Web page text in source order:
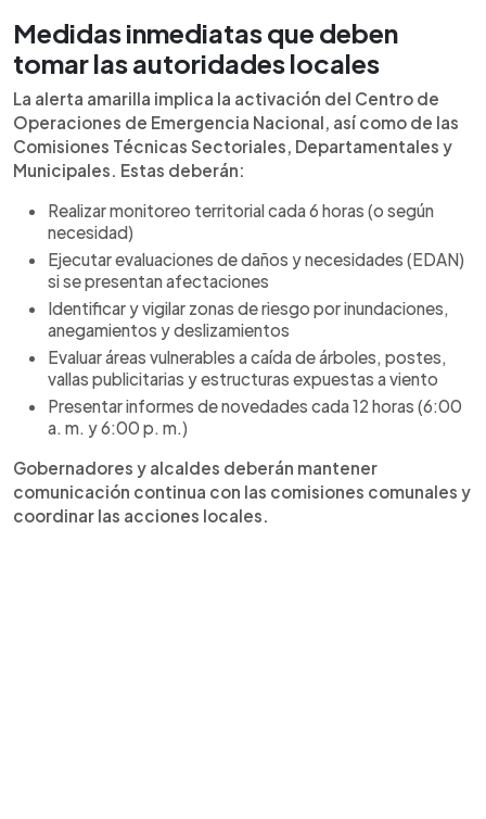
Medidas inmediatas que deben
tomar las autoridades locales
La alerta amarilla implica la activación del Centro de
Operaciones de Emergencia Nacional, así como de las
Comisiones Técnicas Sectoriales, Departamentales y
Municipales. Estas deberán:
Realizar monitoreo territorial cada 6 horas (o según
necesidad)
Ejecutar evaluaciones de daños y necesidades (EDAN)
si se presentan afectaciones
Identificar y vigilar zonas de riesgo por inundaciones,
anegamientos y deslizamientos
Evaluar áreas vulnerables a caída de árboles, postes,
vallas publicitarias y estructuras expuestas a viento
Presentar informes de novedades cada 12 horas (6:00
a. m. y 6:00 p. m.)
Gobernadores y alcaldes deberán mantener
comunicación continua con las comisiones comunales y
coordinar las acciones locales.